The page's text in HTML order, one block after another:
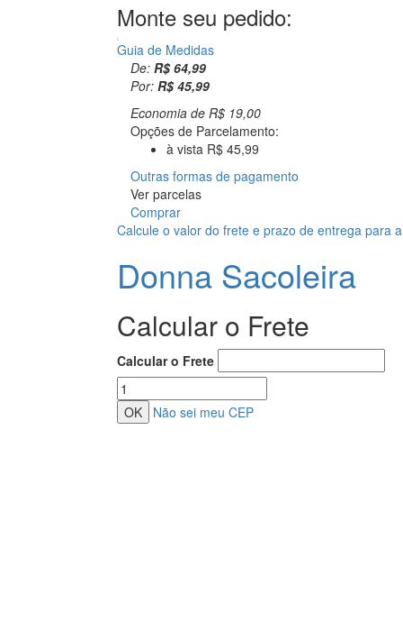
Monte seu pedido:
Guia de Medidas
De: R$ 64,99
Por: R$ 45,99
Economia de R$ 19,00
Opções de Parcelamento:
à vista R$ 45,99
Outras formas de pagamento
Ver parcelas
Comprar
Calcule o valor do frete e prazo de entrega para
Donna Sacoleira
Calcular o Frete
Calcular o Frete
Não sei meu CEP